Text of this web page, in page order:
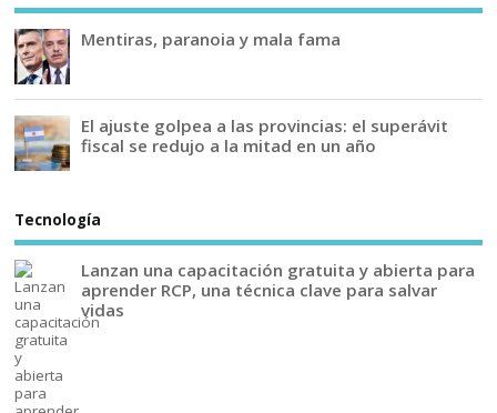
Mentiras, paranoia y mala fama
El ajuste golpea a las provincias: el superávit
fiscal se redujo a la mitad en un año
Tecnología
Lanzan una capacitación gratuita y abierta para
aprender RCP, una técnica clave para salvar
vidas